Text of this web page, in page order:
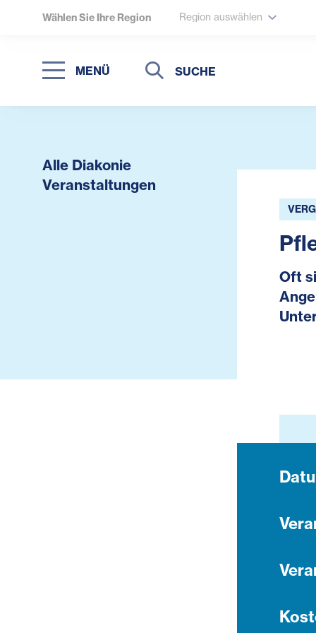
Wählen Sie Ihre Region Region auswählen
MENÜ
Suche
Suche
Alle Diakonie
Veranstaltungen
Oft